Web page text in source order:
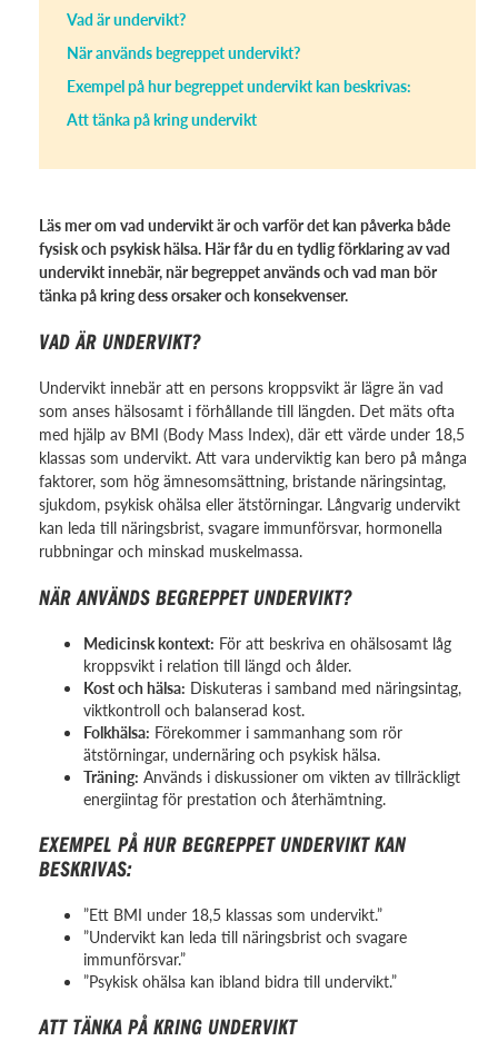
Vad är undervikt?
När används begreppet undervikt?
Exempel på hur begreppet undervikt kan beskrivas:
Att tänka på kring undervikt
Läs mer om vad undervikt är och varför det kan påverka både
fysisk och psykisk hälsa. Här får du en tydlig förklaring av vad
undervikt innebär, när begreppet används och vad man bör
tänka på kring dess orsaker och konsekvenser.
VAD ÄR UNDERVIKT?
Undervikt innebär att en persons kroppsvikt är lägre än vad
som anses hälsosamt i förhållande till längden. Det mäts ofta
med hjälp av BMI (Body Mass Index), där ett värde under 18,5
klassas som undervikt. Att vara underviktig kan bero på många
faktorer, som hög ämnesomsättning, bristande näringsintag,
sjukdom, psykisk ohälsa eller ätstörningar. Långvarig undervikt
kan leda till näringsbrist, svagare immunförsvar, hormonella
rubbningar och minskad muskelmassa.
NÄR ANVÄNDS BEGREPPET UNDERVIKT?
Medicinsk kontext: För att beskriva en ohälsosamt låg
kroppsvikt i relation till längd och ålder.
Kost och hälsa: Diskuteras i samband med näringsintag,
viktkontroll och balanserad kost.
Folkhälsa: Förekommer i sammanhang som rör
ätstörningar, undernäring och psykisk hälsa.
Träning: Används i diskussioner om vikten av tillräckligt
energiintag för prestation och återhämtning.
EXEMPEL PÅ HUR BEGREPPET UNDERVIKT KAN
BESKRIVAS:
”Ett BMI under 18,5 klassas som undervikt.”
”Undervikt kan leda till näringsbrist och svagare
immunförsvar.”
”Psykisk ohälsa kan ibland bidra till undervikt.”
ATT TÄNKA PÅ KRING UNDERVIKT